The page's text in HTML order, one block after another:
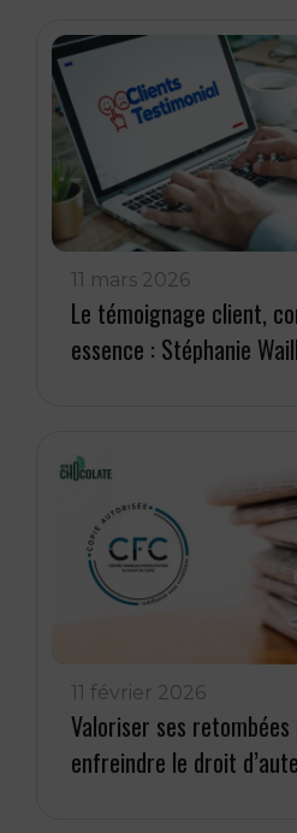
11 mars 2026
Le témoignage client,
essence : Stéphanie
11 février 2026
Valoriser ses retombées
enfreindre le droit